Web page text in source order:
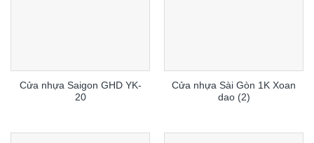
Cửa nhựa Saigon GHD YK-
20
Cửa nhựa Sài Gòn 1K Xoan
dao (2)